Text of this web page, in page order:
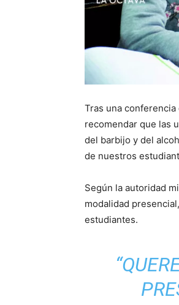
Tras una
recomendar que las
del barbijo y del
de nuestros
Según la autoridad
modalidad
estudiantes.